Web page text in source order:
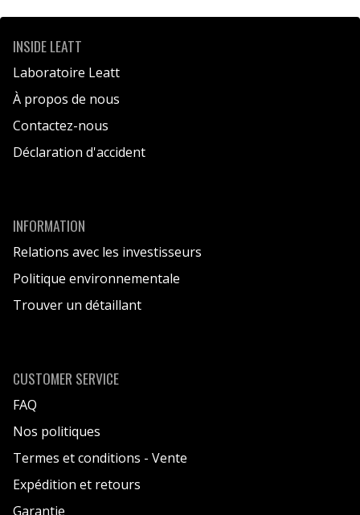
INSIDE LEATT
Laboratoire Leatt
À propos de nous
Contactez-nous
Déclaration d'accident
INFORMATION
Relations avec les investisseurs
Politique environnementale
Trouver un détaillant
CUSTOMER SERVICE
FAQ
Nos politiques
Termes et conditions - Vente
Expédition et retours
Garantie